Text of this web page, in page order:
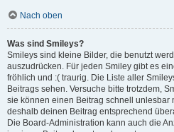
Nach oben
Was sind Smileys?
Smileys sind kleine Bilder, die benutzt
auszudrücken. Für jeden Smiley gibt es
fröhlich und :( traurig. Die Liste aller
Beitrags sehen. Versuche bitte trotzdem,
sie können einen Beitrag schnell unlesbar
deshalb deinen Beitrag entsprechend
Die Board-Administration kann auch die